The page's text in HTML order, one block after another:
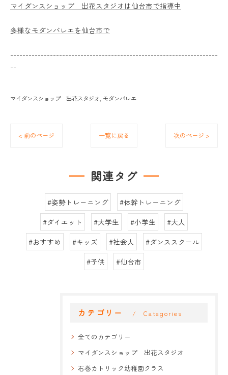
マイダンスショップ 出花スタジオは仙台市で指導中
多様なモダンバレエを仙台市で
--------------------------------------------------------------------
--
マイダンスショップ 出花スタジオ モダンバレエ
< 前のページ 一覧に戻る 次のページ >
関連タグ
#姿勢トレーニング
#体幹トレーニング
#ダイエット
#大学生 #小学生
#大人
#おすすめ
#キッズ #社会人
#ダンススクール
#子供
#仙台市
カテゴリー Categories
全てのカテゴリー
マイダンスショップ 出花スタジオ
石巻カトリック幼稚園クラス